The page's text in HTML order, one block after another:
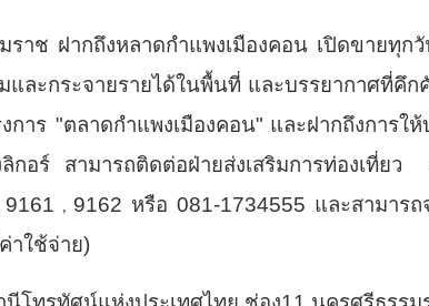
าช ฝากถึงหลาดกำแพงเมืองคอน เปิดขายทุกวั
และกระจายรายได้ในพื้นที่ และบรรยากาศที่คึก
าร "ตลาดกำแพงเมืองคอน" และฝากถึงการให้
ลิกอร์ สามารถติดต่อฝ่ายส่งเสริมการท่องเที่ย
, 9162 หรือ 081-1734555 และสามารถ
าใช้จ่าย)